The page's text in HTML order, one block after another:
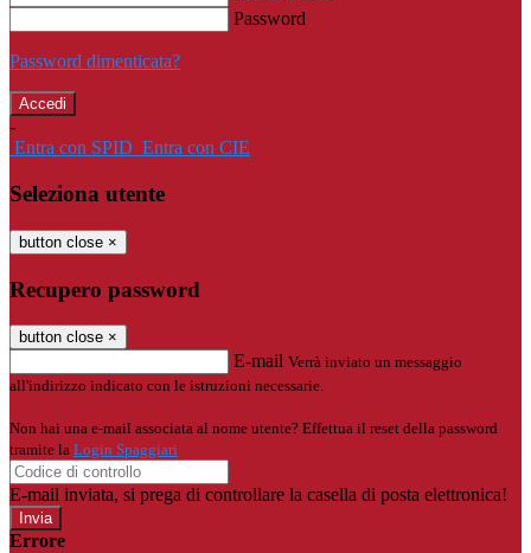
Password
Password dimenticata?
-
Entra con SPID Entra con CIE
Seleziona utente
button close ×
Recupero password
button close ×
E-mail Verrà inviato un messaggio
all'indirizzo indicato con le istruzioni necessarie.
Non hai una e-mail associata al nome utente? Effettua il reset della password
tramite la Login Spaggiari
E-mail inviata, si prega di controllare la casella di posta elettronica!
Errore